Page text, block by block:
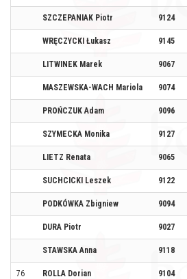
SZCZEPANIAK Piotr 9124
WRĘCZYCKI Łukasz 9145
LITWINEK Marek 9067
MASZEWSKA-WACH Mariola 9074
PROŃCZUK Adam 9096
SZYMECKA Monika 9127
LIETZ Renata 9065
SUCHCICKI Leszek 9122
PODKÓWKA Zbigniew 9094
DURA Piotr 9027
STAWSKA Anna 9118
76 ROLLA Dorian 9104